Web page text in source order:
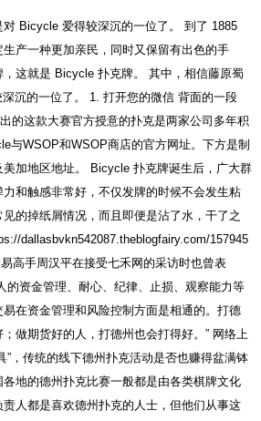
Bicycle 爱得较深沉的一位了。 到了 1885
产一种更加亲民，同时又保留有出色的手
这就是 Bicycle 扑克牌。 其中，相信藤原蜀
沉的一位了。 1. 打开您的微信 背面的一段
的这款大赛官方授意的扑克是两家公司多年积
与WSOP和WSOP商店的官方网址。下方是制
加地区地址。 Bicycle 扑克牌诞生后，广大群
和触感非常好，不仅发牌的时候不会发生粘
的掉纸屑情况，而且即便是沾了水，干了之
dallasbvkn542087.theblogfairy.com/157945
高手周汉平在接受七禾网的采访时也曾表
的资金管理、耐心、纪律、止损、观察能力等
在资金管理和风险控制方面是相通的。打德
做期货好的人，打德州也会打得好。” 网络上
”，传统的线下德州扑克活动是否也赚得盆满钵
地的德州扑克比赛一般都是由各类棋牌文化
人都是喜欢德州扑克的人士，但他们从事这